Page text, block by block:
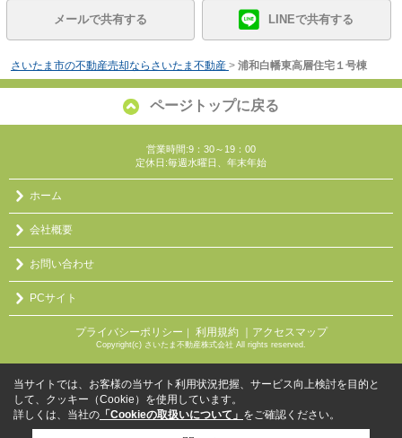
メールで共有する LINEで共有する
さいたま市の不動産売却ならさいたま不動産 > 浦和白幡東高層住宅１号棟
ページトップに戻る
営業時間:9：30～19：00
定休日:毎週水曜日、年末年始
ホーム
会社概要
お問い合わせ
PCサイト
プライバシーポリシー ｜ 利用規約 ｜アクセスマップ
Copyright(c) さいたま不動産株式会社 All rights reserved.
当サイトでは、お客様の当サイト利用状況把握、サービス向上検討を目的と
して、クッキー（Cookie）を使用しています。
詳しくは、当社の 「Cookieの取扱いについて」 をご確認ください。